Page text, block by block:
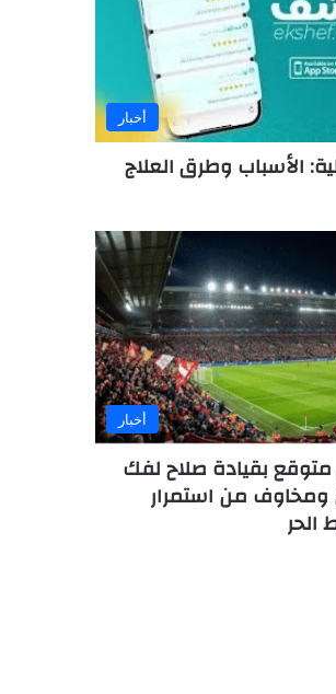
أخبار
الأسباب وطرق العلاج
أخبار
بقيادة صلاح لفك
من استمرار